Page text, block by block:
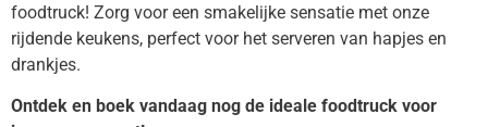
foodtruck! Zorg voor een smakelijke sensatie met onze
rijdende keukens, perfect voor het serveren van hapjes en
drankjes.
Ontdek en boek vandaag nog de ideale foodtruck voor